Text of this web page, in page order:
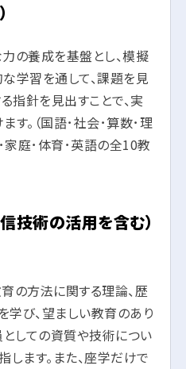
の養成を基盤とし、模擬
学習を通して、課題を見
指針を見出すことで、実
す。（国語･社会･算数･理
庭･体育･英語の全10教
技術の活用を含む）
の方法に関する理論、歴
び、望ましい教育のあり
としての資質や技術につい
ます。また、座学だけで